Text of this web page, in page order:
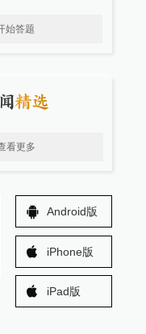
始答题
看更多
Android版
iPhone版
iPad版